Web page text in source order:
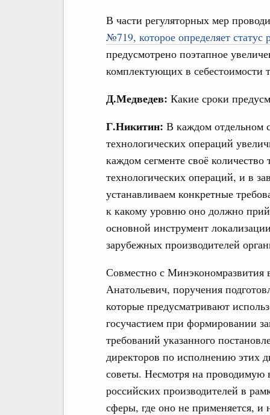
В части регуляторных мер
№719, которое определяет статус
предусмотрено поэтапное
комплектующих в себестоимости
Д.Медведев: Какие сроки
Г.Никитин: В каждом отдельном
технологических операций
каждом сегменте своё
технологических операций, и в
устанавливаем конкретные
к какому уровню оно должно
основной инструмент
зарубежных производителей
Совместно с
Анатольевич, поручения
которые предусматривают
госучастием при формировании
требований указанного
директоров по исполнению этих
советы. Несмотря на проводимую
российских производителей в
сферы, где оно не применяется, и